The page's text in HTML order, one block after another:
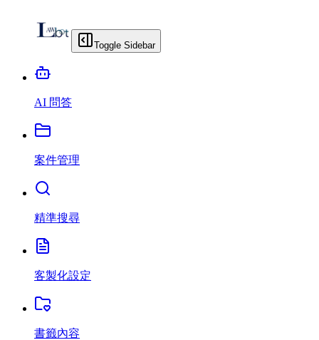
Toggle Sidebar
AI 問答
案件管理
精準搜尋
客製化設定
書籤內容